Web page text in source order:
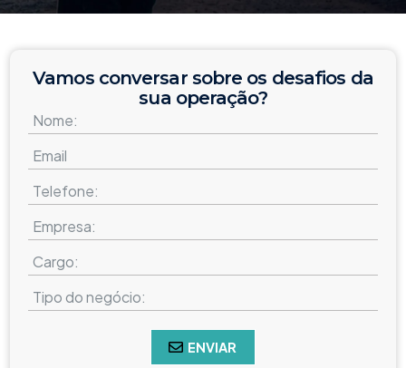
Vamos conversar sobre os desafios da
sua operação?
ENVIAR